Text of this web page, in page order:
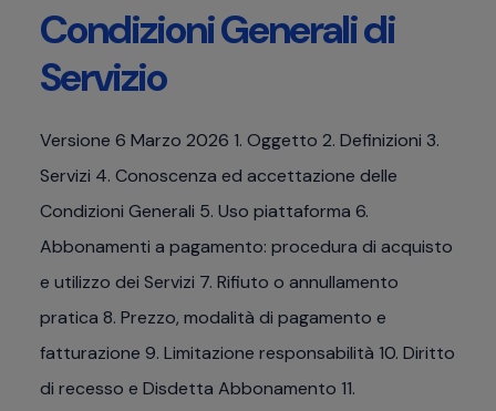
Condizioni Generali di
Servizio
Versione 6 Marzo 2026 1. Oggetto 2. Definizioni 3.
Servizi 4. Conoscenza ed accettazione delle
Condizioni Generali 5. Uso piattaforma 6.
Abbonamenti a pagamento: procedura di acquisto
e utilizzo dei Servizi 7. Rifiuto o annullamento
pratica 8. Prezzo, modalità di pagamento e
fatturazione 9. Limitazione responsabilità 10. Diritto
di recesso e Disdetta Abbonamento 11.